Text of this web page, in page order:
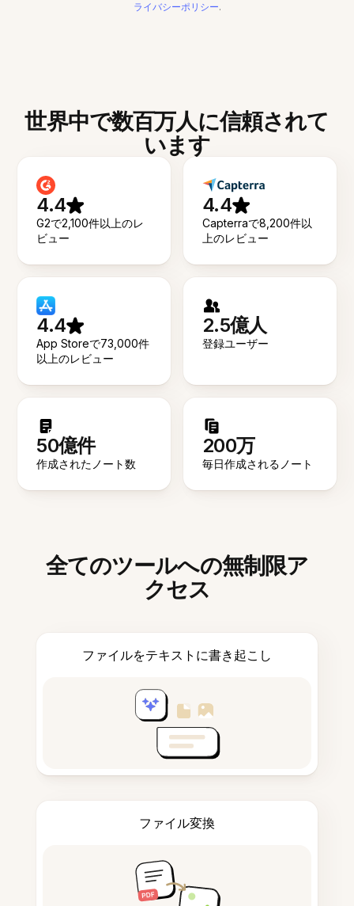
ライバシーポリシー.
世界中で数百万人に信頼されて
います
4.4
G2で2,100件以上のレ
ビュー
4.4
Capterraで8,200件以
上のレビュー
4.4
App Storeで73,000件
以上のレビュー
2.5億人
登録ユーザー
50億件
作成されたノート数
200万
毎日作成されるノート
全てのツールへの無制限ア
クセス
ファイルをテキストに書き起こし
ファイル変換